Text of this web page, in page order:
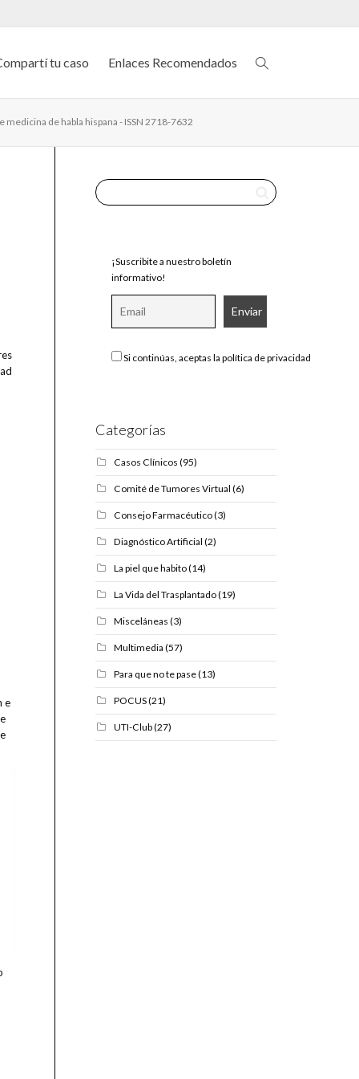
tu caso Enlaces Recomendados
de habla hispana - ISSN 2718-7632
e
¡Suscribite a nuestro boletín
informativo!
Si continúas, aceptas la política de privacidad
Categorías
Casos Clínicos (95)
Comité de Tumores Virtual (6)
Consejo Farmacéutico(3)
Diagnóstico Artificial (2)
La piel que habito(14)
La Vida del Trasplantado(19)
Misceláneas (3)
Multimedia (57)
Para que no te pase(13)
POCUS(21)
UTI-Club(27)